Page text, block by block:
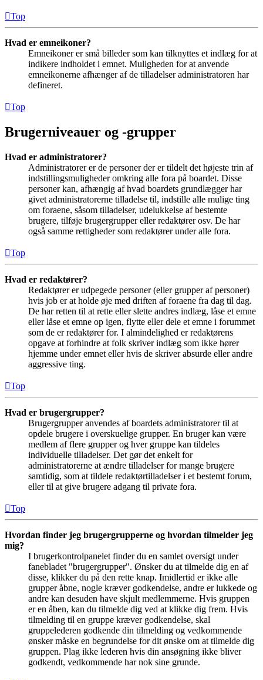
Top
Hvad er emneikoner?
Emneikoner er små billeder som kan tilknyttes et indlæg for at
indikere indholdet i emnet. Muligheden for at anvende
emneikonerne afhænger af de tilladelser administratoren har
defineret.
Top
Brugerniveauer og -grupper
Hvad er administratorer?
Administratorer er de personer der er tildelt det højeste trin af
indstillingsmuligheder omkring alle fora på boardet. Disse
personer kan, afhængig af hvad boardets grundlægger har
givet administratorerne tilladelse til, indstille alle mulige ting
om foraene, såsom tilladelser, udelukkelse af bestemte
brugere, tilføje brugergrupper eller redaktører osv. De har
også samme rettigheder som redaktører under alle fora.
Top
Hvad er redaktører?
Redaktører er udpegede personer (eller grupper af personer)
hvis job er at holde øje med driften af foraene fra dag til dag.
De har retten til at rette eller slette andres indlæg, låse et emne
eller låse et emne op igen, flytte eller dele et emne i forummet
som de er redaktører for. I almindelighed er redaktørens
opgave at forhindre at folk skriver indlæg som ikke hører
hjemme under emnet eller hvis de skriver absurde eller andre
aggressive ting.
Top
Hvad er brugergrupper?
Brugergrupper anvendes af boardets administratorer til at
opdele brugere i overskuelige grupper. En bruger kan være
medlem af flere grupper og hver gruppe kan tildeles
individuelle tilladelser. Det gør det enkelt for
administratorerne at ændre tilladelser for mange brugere
samtidig, som at tildele redaktørtilladelser i et bestemt forum,
eller til at give brugere adgang til private fora.
Top
Hvordan finder jeg brugergrupperne og hvordan tilmelder jeg
mig?
I brugerkontrolpanelet finder du en samlet oversigt under
fanebladet "brugergrupper". Ønsker du at tilmelde dig en af
disse, klikker du på den rette knap. Imidlertid er ikke alle
grupper åbne, nogle kræver godkendelse, andre er lukkede og
andre kan desuden have skjult medlemmerne. Hvis gruppen
er en åben, kan du tilmelde dig ved at klikke dig frem. Hvis
tilmelding til en gruppe kræver godkendelse, skal
gruppelederen godkende din tilmelding og vedkommende
ønsker måske en begrundelse for dit ønske om at tilmelde dig
gruppen. Plag ikke lederen hvis din ansøgning ikke bliver
godkendt, vedkommende har nok sine grunde.